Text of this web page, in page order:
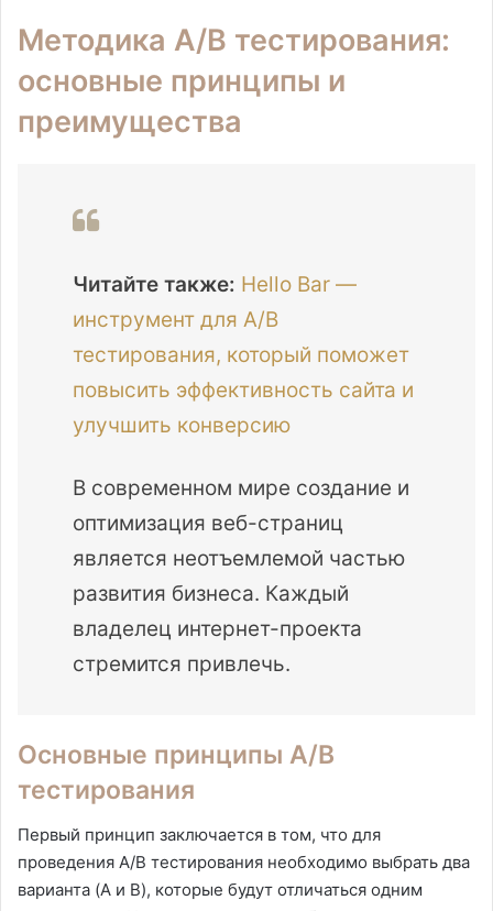
Методика A/B тестирования:
основные принципы и
преимущества
Читайте также: Hello Bar —
инструмент для A/B
тестирования, который поможет
повысить эффективность сайта и
улучшить конверсию
В современном мире создание и
оптимизация веб-страниц
является неотъемлемой частью
развития бизнеса. Каждый
владелец интернет-проекта
стремится привлечь.
Основные принципы A/B
тестирования
Первый принцип заключается в том, что для
проведения A/B тестирования необходимо выбрать два
варианта (A и B), которые будут отличаться одним